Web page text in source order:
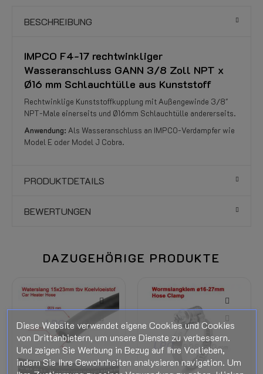
BESCHREIBUNG
IMPCO F4-17 rechtwinkliger
Wasseranschluss GANN 3/8 Zoll NPT x
Ø16 mm Schlauchtülle aus Kunststoff
Rechtwinklige Kunststoffkupplung mit Außengewinde 3/8"
NPT-Male einerseits und Ø16mm Schlauchtülle andererseits.
Anwendung: Als Wasseranschluss an IMPCO-Verdampfer wie
Model E oder Model J Cobra.
PRODUKTDETAILS
BEWERTUNGEN
DAZUGEHÖRIGE PRODUKTE
Diese Website verwendet eigene Cookies und Cookies
von Drittanbietern, um unsere Dienste zu verbessern.
Und zeigen Sie Werbung in Bezug auf Ihre Vorlieben,
indem Sie Ihre Gewohnheiten analysieren navigation. Um